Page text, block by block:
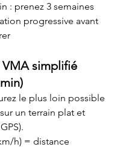
: prenez 3 semaines
progressive avant
VMA simplifié
le plus loin possible
un terrain plat et
h) = distance